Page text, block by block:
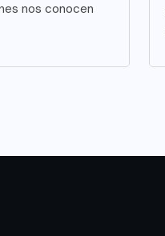
nos conocen